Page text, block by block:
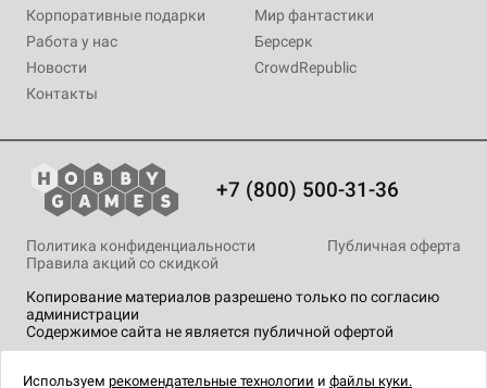
Корпоративные подарки
Работа у нас
Новости
Контакты
Мир фантастики
Берсерк
CrowdRepublic
+7 (800) 500-31-36
Копирование материалов разрешено только по согласию
администрации
Содержимое сайта не является публичной офертой
Политика конфиденциальности
Публичная оферта
Правила акций со скидкой
технологии .
Используем рекомендательные технологии и файлы куки.